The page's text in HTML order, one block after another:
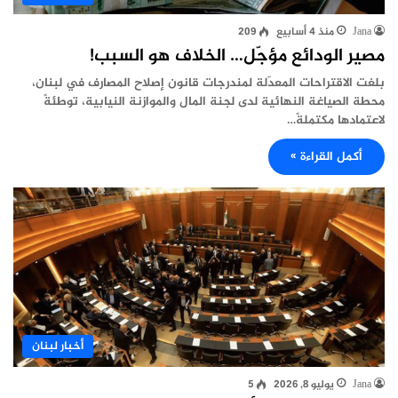
Jana منذ 4 أسابيع 209
مصير الودائع مؤجّل… الخلاف هو السبب!
بلغت الاقتراحات المعدّلة لمندرجات قانون إصلاح المصارف في لبنان،
محطة الصياغة النهائية لدى لجنة المال والموازنة النيابية، توطئةً
لاعتمادها مكتملةً…
أكمل القراءة »
أخبار لبنان
Jana يوليو 8, 2026 5